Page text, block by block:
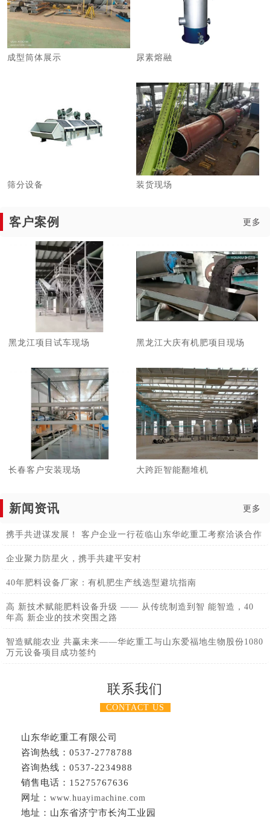
成型筒体展示 尿素熔融
筛分设备 装货现场
客户案例 更多
黑龙江项目试车现场 黑龙江大庆有机肥项目现场
长春客户安装现场 大跨距智能翻堆机
新闻资讯 更多
携手共进谋发展！ 客户企业一行莅临山东华屹重工考察洽谈合作
企业聚力防星火，携手共建平安村
40年肥料设备厂家：有机肥生产线选型避坑指南
高 新技术赋能肥料设备升级 —— 从传统制造到智 能智造，40
年高 新企业的技术突围之路
智造赋能农业 共赢未来——华屹重工与山东爱福地生物股份1080
万元设备项目成功签约
联系我们
CONTACT US
山东华屹重工有限公司
咨询热线：0537-2778788
咨询热线：0537-2234988
销售电话：15275767636
网址： www.huayimachine.com
地址：山东省济宁市长沟工业园